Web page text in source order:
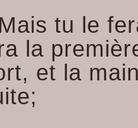
tu le
la
et la